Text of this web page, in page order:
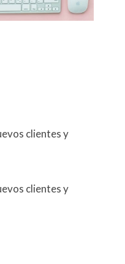
clientes y
clientes y